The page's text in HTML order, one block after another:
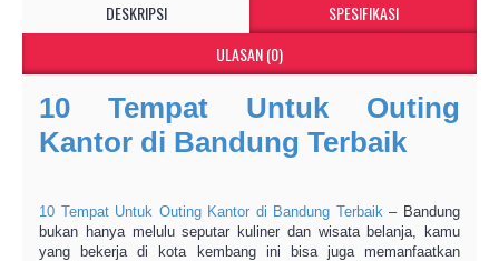
DESKRIPSI
SPESIFIKASI
ULASAN (0)
10 Tempat Untuk Outing
Kantor di Bandung Terbaik
10 Tempat Untuk Outing Kantor di Bandung Terbaik– Bandung
bukan hanya melulu seputar kuliner dan wisata belanja, kamu
yang bekerja di kota kembang ini bisa juga memanfaatkan